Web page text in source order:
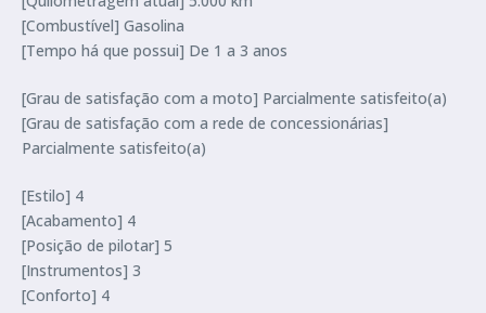
[Combustível] Gasolina
[Tempo há que possui] De 1 a 3 anos
[Grau de satisfação com a moto] Parcialmente satisfeito(a)
[Grau de satisfação com a rede de concessionárias]
Parcialmente satisfeito(a)
[Estilo] 4
[Acabamento] 4
[Posição de pilotar] 5
[Instrumentos] 3
[Conforto] 4